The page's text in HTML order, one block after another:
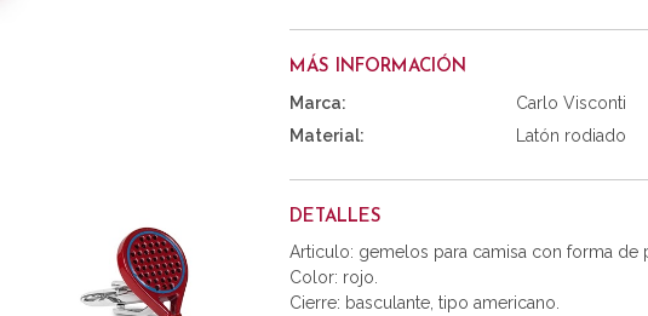
MÁS INFORMACIÓN
Marca:
Carlo Visconti
Material:
Latón rodiado
DETALLES
Articulo: gemelos para camisa con forma de
Color: rojo.
Cierre: basculante, tipo americano.